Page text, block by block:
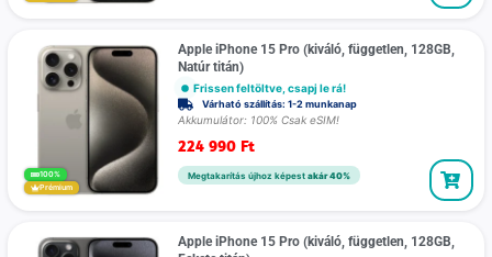
100%
Prémium
Apple iPhone 15 Pro (kiváló, független, 128GB,
Natúr titán)
Frissen feltöltve, csapj le rá!
Várható szállítás: 1-2 munkanap
Akkumulátor: 100% Csak eSIM!
224 990 Ft
Megtakarítás újhoz képest akár 40%
Apple iPhone 15 Pro (kiváló, független, 128GB,